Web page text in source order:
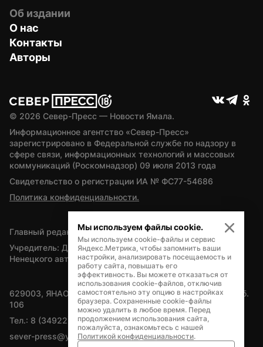
Об издании
О нас
Контакты
Авторы
© 2026 Север-Пресс — Новости Ямала.
Информационное агентство «Север-Пресс»
зарегистрировано в Федеральной службе по надзору в
сфере связи, информационных технологий и массовых
коммуникаций (Роскомнадзор) 09 июля 2013 года
Свидетельство о регистрации ИА № ФС77-54686
Политика конфиденциальности.
Главный редактор — А.Л. Поздеев
Учредитель: Департамент внутренней политики Ямало-
Ненецкого автономного округа
629003, ЯНАО, Салехард, мкр. Богдана Кнунянца, д.1, каб.
106
Тел.: 8 (34922) 71262
sever-press@yamal-media.ru
Мы используем файлы cookie.
Мы используем cookie-файлы и сервис
Яндекс.Метрика, чтобы запомнить ваши
настройки, анализировать посещаемость и
работу сайта, повышать его
эффективность. Вы можете отказаться от
использования cookie-файлов, отключив
самостоятельно эту опцию в настройках
браузера. Сохраненные cookie-файлы
можно удалить в любое время. Перед
продолжением использования сайта,
пожалуйста, ознакомьтесь с нашей
Политикой конфиденциальности.